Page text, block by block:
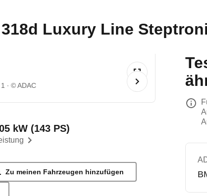
Luxury Line
© ADAC
kW (143 PS)
Zu meinen Fahrzeugen hinzufügen